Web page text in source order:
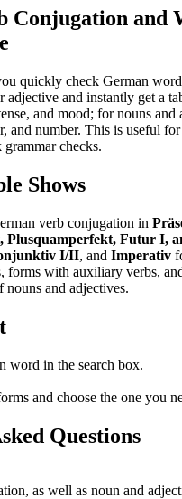
Conjugation and
quickly check German
adjective and instantly get a
and mood; for nouns
and number. This is useful
checks.
Shows
verb conjugation in
Plusquamperfekt, Futur I,
I/II, and Imperativ
forms with auxiliary verbs,
nouns and adjectives.
word in the search box.
and choose the one you
Questions
as well as noun and